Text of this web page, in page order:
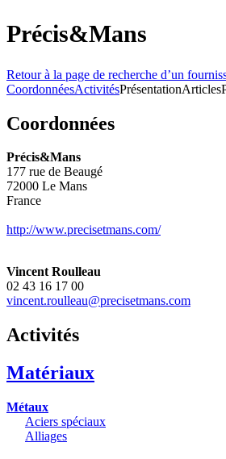
Précis&Mans
Retour à la page de recherche d’un
CoordonnéesActivitésPrésentationArticles
Coordonnées
Précis&Mans
177 rue de Beaugé
72000 Le Mans
France
http://www.precisetmans.com/
Vincent Roulleau
02 43 16 17 00
vincent.roulleau@precisetmans.com
Activités
Matériaux
Métaux
Aciers spéciaux
Alliages